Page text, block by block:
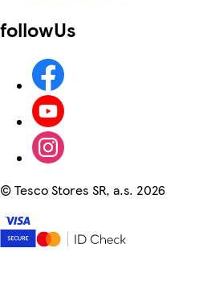
followUs
©Tesco Stores SR, a.s. 2026